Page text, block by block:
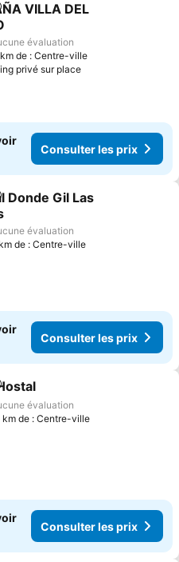
à mes favoris
VILLA DEL
évaluation
km de : Centre-ville
privé sur place
Consulter les prix
à mes favoris
Donde Gil Las
évaluation
de : Centre-ville
Consulter les prix
à mes favoris
évaluation
km de : Centre-ville
Consulter les prix